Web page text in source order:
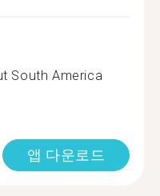
South America
앱 다운로드